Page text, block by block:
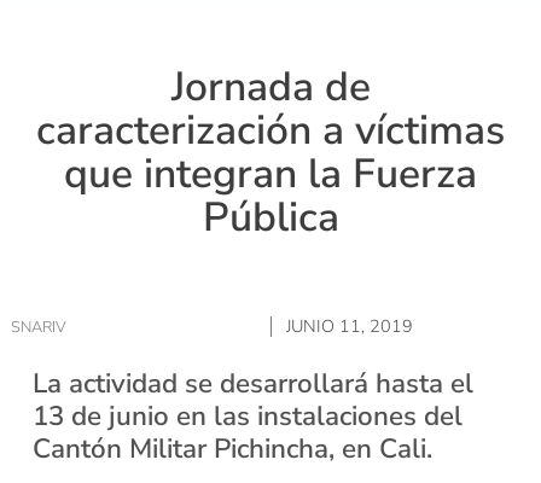
Jornada de
caracterización a víctimas
que integran la Fuerza
Pública
SNARIV JUNIO 11, 2019
La actividad se desarrollará hasta el
13 de junio en las instalaciones del
Cantón Militar Pichincha, en Cali.